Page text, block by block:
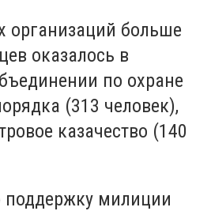
организаций больше
оказалось в
по охране
(313 человек),
казачество (140
милиции